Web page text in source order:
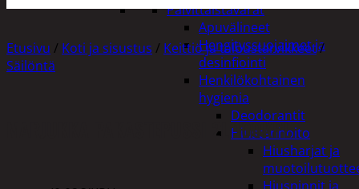
Päivittäistavarat
Apuvälineet
Hengityssuojaimet ja
desinfiointi
Henkilökohtainen
hygienia
Deodorantit
Hiustenhoito
Hiusharjat ja
Etusivu / Koti ja sisustus / Keittiö ja taloustarvikkeet/
Säilöntä
MARJUKKA PAKASTEPUSSI 2L 100KPL